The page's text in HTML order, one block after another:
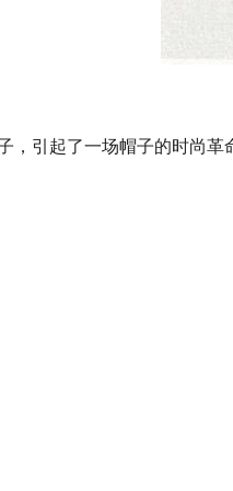
，引起了一场帽子的时尚革